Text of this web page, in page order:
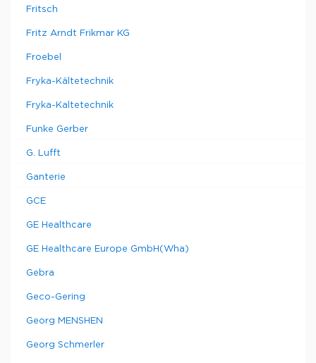
Fritsch
Fritz Arndt Frikmar KG
Froebel
Fryka-Kältetechnik
Fryka-Kaltetechnik
Funke Gerber
G. Lufft
Ganterie
GCE
GE Healthcare
GE Healthcare Europe GmbH(Wha)
Gebra
Geco-Gering
Georg MENSHEN
Georg Schmerler